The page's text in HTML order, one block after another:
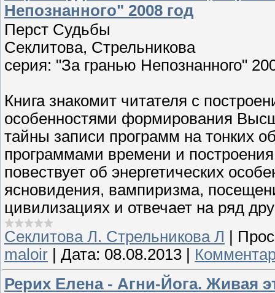
Непознанного" 2008 год
Перст Судьбы
Секлитова, Стрельникова
серия: "За гранью Непознанного"
Книга знакомит читателя с
особенностями формирования
тайны записи программ на тонких
программами времени и
повествует об энергетических
ясновидения, вампиризма,
цивилизациях и отвечает на ряд
Секлитова Л. Стрельникова Л
maloir
Дата: 08.08.2013
Рерих Елена - Агни-Йога. Живая